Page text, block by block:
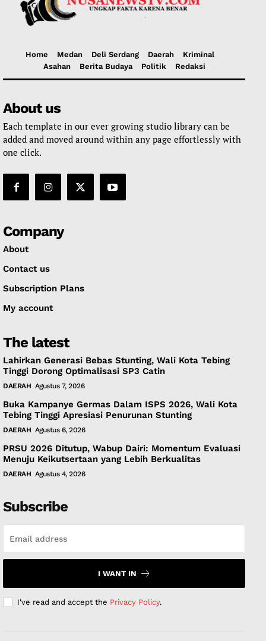
Home Medan Deli Serdang Daerah
Kriminal
Asahan
Berita Budaya Politik Redaksi
About us
Each template in our ever growing studio library can be
added and moved around within any page effortlessly with
one click.
Company
About
Contact us
Subscription Plans
My account
The latest
Lahirkan Generasi Bebas Stunting, Wali Kota Tebing
Tinggi Dorong Optimalisasi SP3 Catin
DAERAH Agustus 7, 2026
Buka Kampanye Germas Dalam ISPS 2026, Wali Kota
Tebing Tinggi Apresiasi Penurunan Stunting
DAERAH Agustus 6, 2026
PRSU 2026 Ditutup, Wabup Dairi: Momentum Evaluasi
Menuju Keikutsertaan yang Lebih Berkualitas
DAERAH Agustus 4, 2026
Subscribe
I WANT IN
I've read and accept the Privacy Policy.